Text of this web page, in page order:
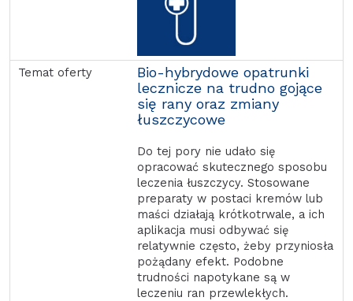
Bio-hybrydowe opatrunki
lecznicze na trudno gojące
się rany oraz zmiany
łuszczycowe
Do tej pory nie udało się
opracować skutecznego sposobu
leczenia łuszczycy. Stosowane
preparaty w postaci kremów lub
maści działają krótkotrwale, a ich
aplikacja musi odbywać się
relatywnie często, żeby przyniosła
pożądany efekt. Podobne
trudności napotykane są w
leczeniu ran przewlekłych.